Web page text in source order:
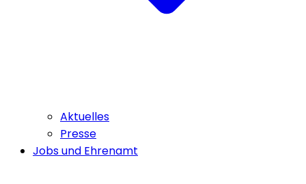
Aktuelles
Presse
Jobs und Ehrenamt